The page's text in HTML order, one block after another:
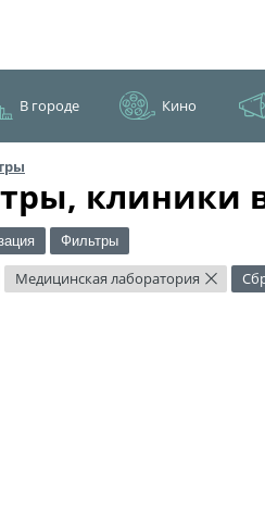
В городе Кино
клиники
Фильтры
Медицинская лаборатория ×